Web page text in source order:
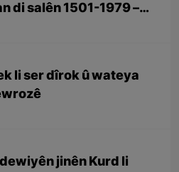
di salên 1501-1979 –
li ser dîrok û wateya
jinên Kurd li